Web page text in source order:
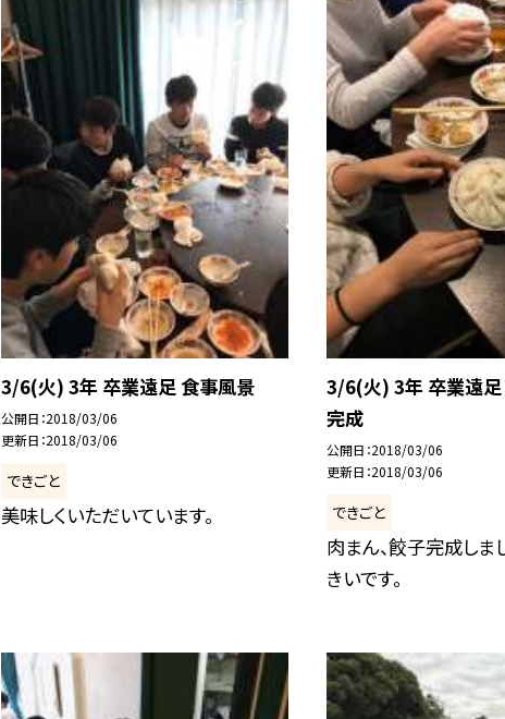
3/6(火) 3年 卒業遠足 食事風景
公開日 2018/03/06
更新日 2018/03/06
できごと
美味しくいただいています。
3/6(火) 3年 卒業遠足
完成
公開日 2018/03/06
更新日 2018/03/06
できごと
肉まん、餃子完成しま
きいです。